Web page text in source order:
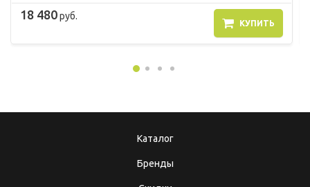
18 480руб.
КУПИТЬ
Каталог
Бренды